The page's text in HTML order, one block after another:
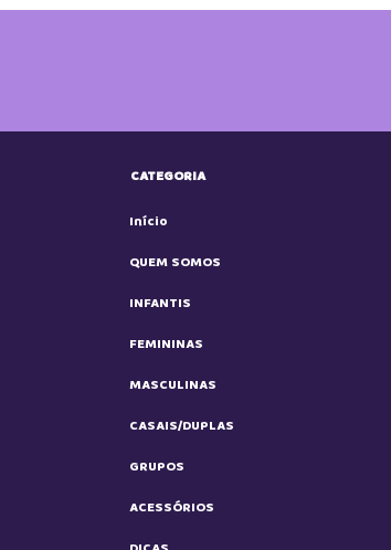
CATEGORIA
Início
QUEM SOMOS
INFANTIS
FEMININAS
MASCULINAS
CASAIS/DUPLAS
GRUPOS
ACESSÓRIOS